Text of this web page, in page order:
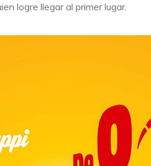
logre llegar al primer lugar.